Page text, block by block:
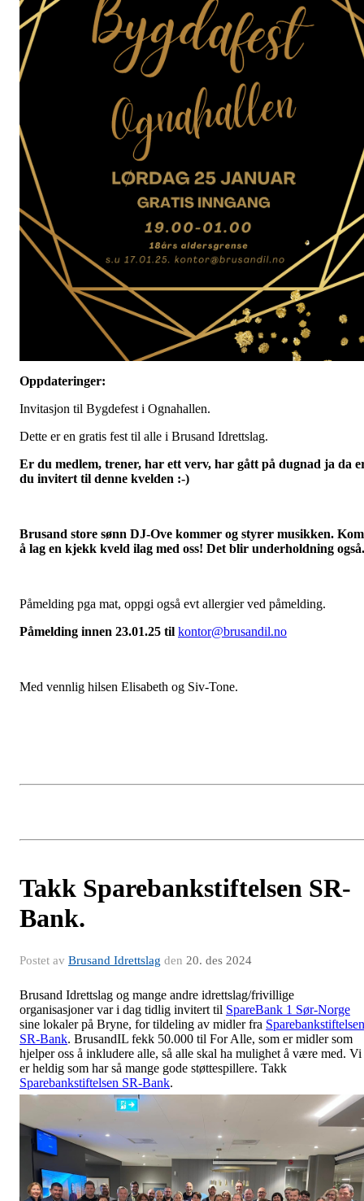
Oppdateringer:
Invitasjon til Bygdefest i Ognahallen.
Dette er en gratis fest til alle i Brusand Idrettslag.
Er du medlem, trener, har ett verv, har gått på dugnad ja da
du invitert til denne kvelden :-)
Brusand store sønn DJ-Ove kommer og styrer musikken. Kom
å lag en kjekk kveld ilag med oss! Det blir underholdning også.
Påmelding pga mat, oppgi også evt allergier ved påmelding.
Påmelding innen 23.01.25 til kontor@brusandil.no
Med vennlig hilsen Elisabeth og Siv-Tone.
Takk Sparebankstiftelsen SR-
Bank.
Postet av Brusand Idrettslag den 20. des 2024
Brusand Idrettslag og mange andre idrettslag/frivillige
organisasjoner var i dag tidlig invitert til SpareBank 1 Sør-Norge
sine lokaler på Bryne, for tildeling av midler fra Sparebankstiftelsen
SR-Bank. BrusandIL fekk 50.000 til For Alle, som er midler som
hjelper oss å inkludere alle, så alle skal ha mulighet å være med. Vi
er heldig som har så mange gode støttespillere. Takk
Sparebankstiftelsen SR-Bank.